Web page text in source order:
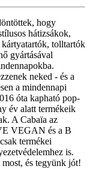
hogy
hátizsákok,
tolltartók
gyártásával
neked - és a
a mindennapi
óta kapható pop-
év alatt termékeik
A Cabaïa az
VEGAN és a B
termékei
is.
és tegyünk jót!